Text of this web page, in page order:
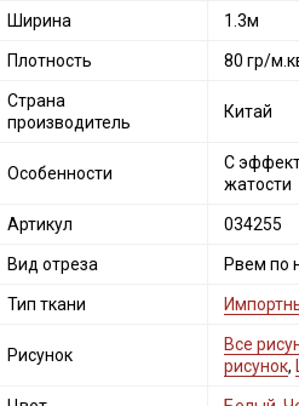
Ширина 1.3м
Плотность 80 гр/
Страна
производитель
Китай
Особенности
С
жатости
Артикул 034255
Вид отреза Рвем по
Тип ткани
Рисунок
Все
рисунок,